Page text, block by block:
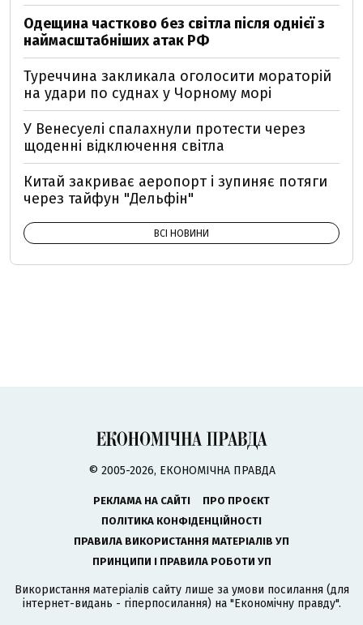
Одещина частково без світла після однієї з
наймасштабніших атак РФ
Туреччина закликала оголосити мораторій
на удари по суднах у Чорному морі
У Венесуелі спалахнули протести через
щоденні відключення світла
Китай закриває аеропорт і зупиняє потяги
через тайфун "Дельфін"
ВСІ НОВИНИ
© 2005-2026, ЕКОНОМІЧНА ПРАВДА
РЕКЛАМА НА САЙТІ
ПРО ПРОЄКТ
ПОЛІТИКА КОНФІДЕНЦІЙНОСТІ
ПРАВИЛА ВИКОРИСТАННЯ МАТЕРІАЛІВ УП
ПРИНЦИПИ І ПРАВИЛА РОБОТИ УП
Використання матеріалів сайту лише за умови посилання (для
інтернет-видань - гіперпосилання) на "Економічну правду".